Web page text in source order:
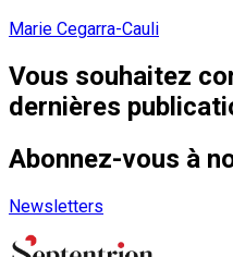
Marie Cegarra-Cauli
Vous souhaitez
dernières
Abonnez-vous à
Newsletters